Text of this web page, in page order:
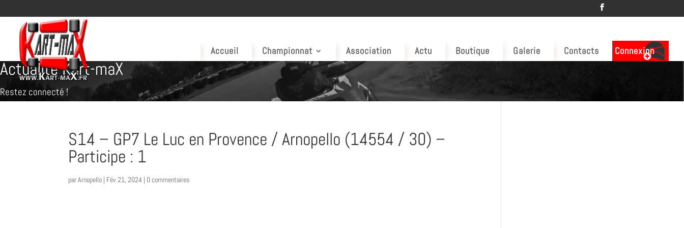
Accueil Championnat Association Actu Boutique Galerie Contacts Connexion
Actualité Kart-maX
Restez connecté !
S14 – GP7 Le Luc en Provence / Arnopello (14554 / 30) –
Participe : 1
parArnopello | Fév 21, 2024 | 0 commentaires